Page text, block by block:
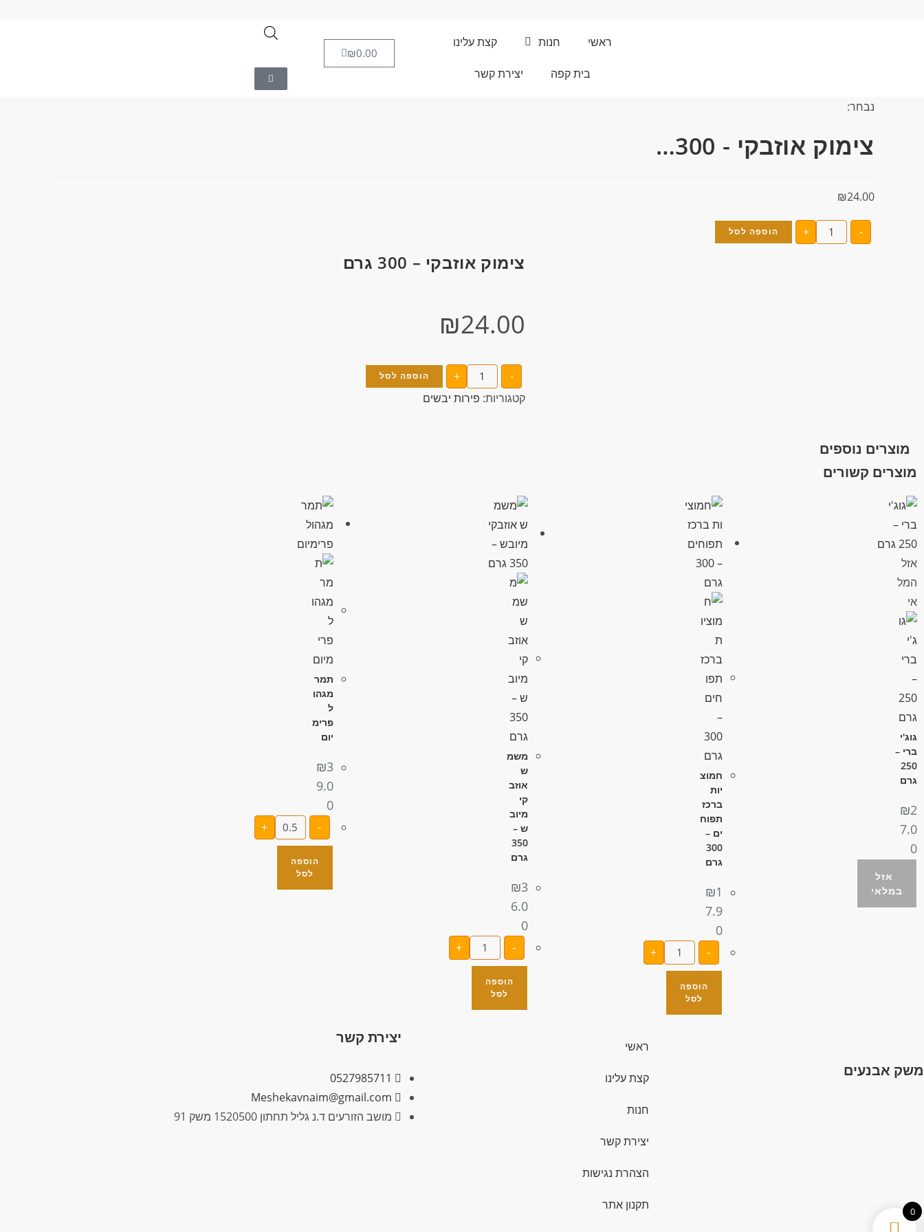
ראשי חנות קצת עלינו
בית קפה יצירת קשר
₪0.00
נבחר:
צימוק אוזבקי - 300…
₪24.00
-
+ הוספה לסל
צימוק אוזבקי – 300 גרם
₪24.00
-
+ הוספה לסל
קטגוריות: פירות יבשים
מוצרים נוספים
מוצרים קשורים
אזל
המל
אי
גוג'י
ברי –
250
גרם
₪2
7.0
0
חמוצ
יות
ברכז
תפוח
ים –
300
גרם
₪1
7.9
0
-
+
הוספה
לסל
משמ
ש
אוזב
קי
מיוב
ש –
350
גרם
₪3
6.0
0
-
+
הוספה
לסל
תמר
מגהו
ל
פרימ
יום
₪3
9.0
0
-
+
הוספה
לסל
משק אבנעים
ראשי
קצת עלינו
חנות
יצירת קשר
הצהרת נגישות
תקנון אתר
יצירת קשר
0527985711
Meshekavnaim@gmail.com
מושב הזורעים ד.נ גליל תחתון 1520500 משק 91
0